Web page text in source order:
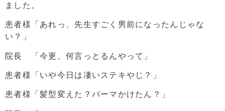
ました。
患者様「あれっ、先生すごく男前になったんじゃな
い？」
院長 「今更、何言っとるんやって」
患者様「いや今日は凄いステキやじ？」
患者様「髪型変えた？パーマかけたん？」